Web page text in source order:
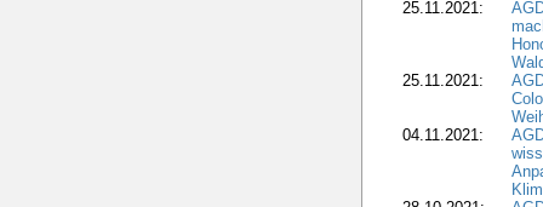
25.11.2021:
25.11.2021:
04.11.2021: